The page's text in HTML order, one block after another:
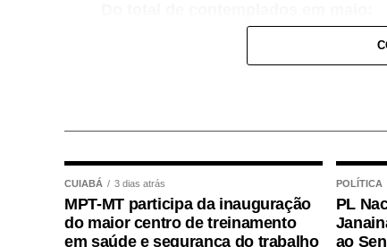
• 3.840.487 são trabalhadores da
• 499.509 são servidores públicos,
Servidor Público (Pasep), pagos pelo
milhões.
Quem tem direito ao
CUIABÁ 3 dias atrás
MPT-MT participa da inauguração
do maior centro de treinamento
em saúde e segurança do trabalho
POLÍTICA
PL
ao